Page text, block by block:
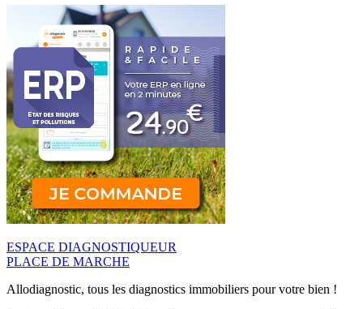
ESPACE DIAGNOSTIQUEUR
PLACE DE MARCHE
Allodiagnostic, tous les diagnostics immobiliers pour votre bien !